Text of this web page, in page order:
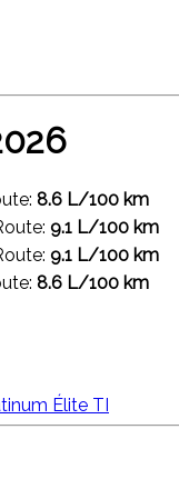
8.6 L/100 km
9.1 L/100 km
9.1 L/100 km
8.6 L/100 km
Élite TI